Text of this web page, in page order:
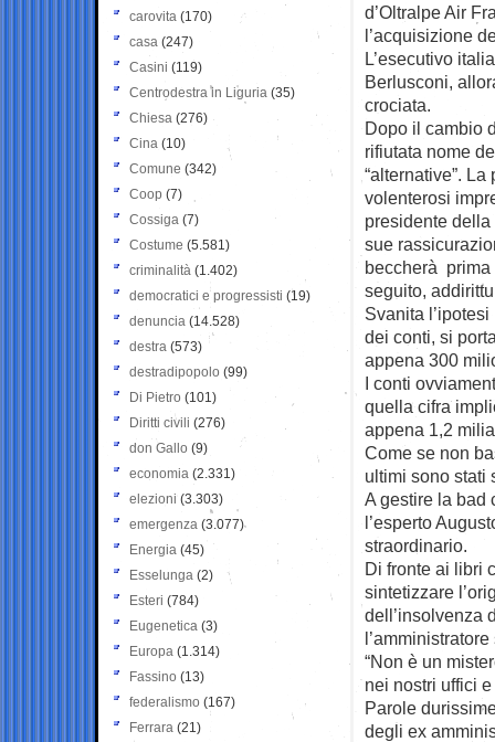
d’Oltralpe Air
l’acquisizione
L’esecutivo
Berlusconi,
crociata.
Dopo il cambio
rifiutata nome
“alternative”.
volenterosi
presidente
sue
beccherà prima
seguito,
Svanita
dei conti, si
appena 300
I conti
quella cifra
appena 1,2
Come se non
ultimi sono stati
A gestire la bad
l’esperto
straordinario.
Di fronte ai libri
sintetizzare
dell’insolvenza
“Non è un
nei nostri uffici
Parole
degli ex
carovita (170)
casa (247)
Casini (119)
Centrodestra in Liguria (35)
Chiesa (276)
Cina (10)
Comune (342)
Coop (7)
Cossiga (7)
Costume (5.581)
criminalità (1.402)
democratici e progressisti (19)
denuncia (14.528)
destra (573)
destradipopolo (99)
Di Pietro (101)
Diritti civili (276)
don Gallo (9)
economia (2.331)
elezioni (3.303)
emergenza (3.077)
Energia (45)
Esselunga (2)
Esteri (784)
Eugenetica (3)
Europa (1.314)
Fassino (13)
federalismo (167)
Ferrara (21)